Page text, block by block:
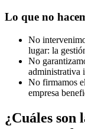
Lo que no
No
lugar: la
No
administrativa
No firmamos
empresa
¿Cuáles son